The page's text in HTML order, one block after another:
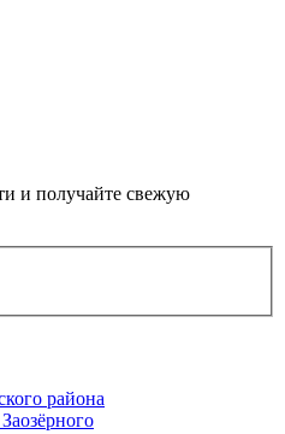
и получайте свежую
района